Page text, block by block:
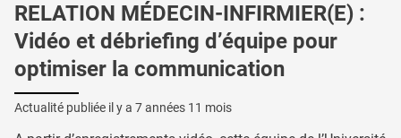
RELATION MÉDECIN-INFIRMIER(E) :
Vidéo et débriefing d’équipe pour
optimiser la communication
Actualité publiée il y a 7 années 11 mois